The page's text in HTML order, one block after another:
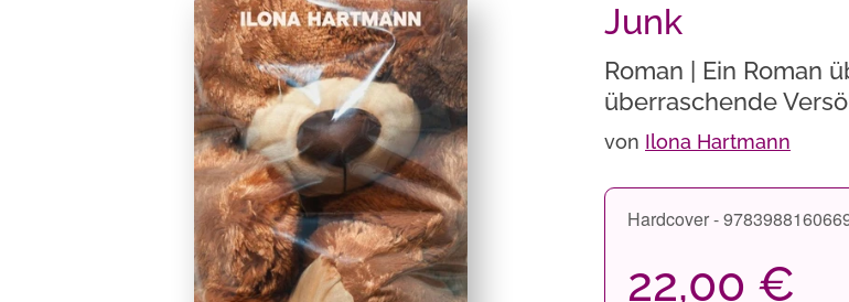
Junk
Roman | Ein Roman
überraschende
von Ilona Hartmann
Hardcover -
22,00 €